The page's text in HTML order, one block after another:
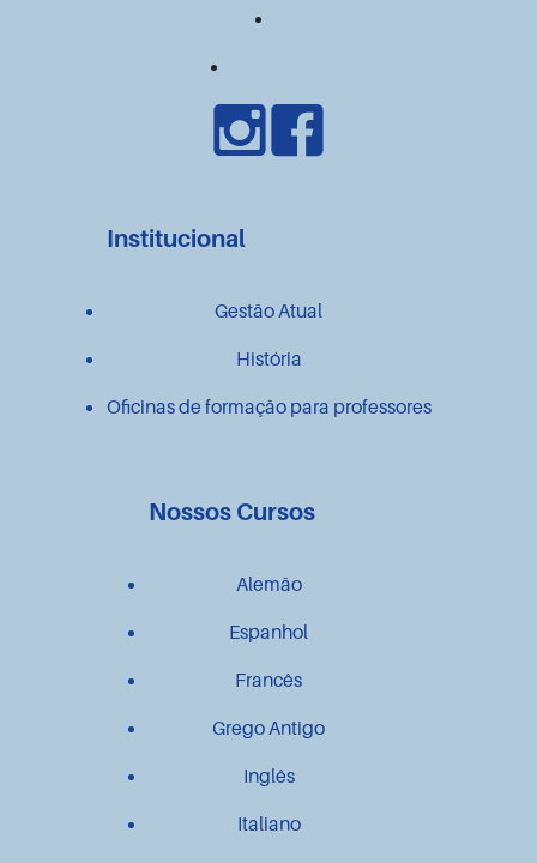
Institucional
Gestão Atual
História
Oficinas de formação para professores
Nossos Cursos
Alemão
Espanhol
Francês
Grego Antigo
Inglês
Italiano